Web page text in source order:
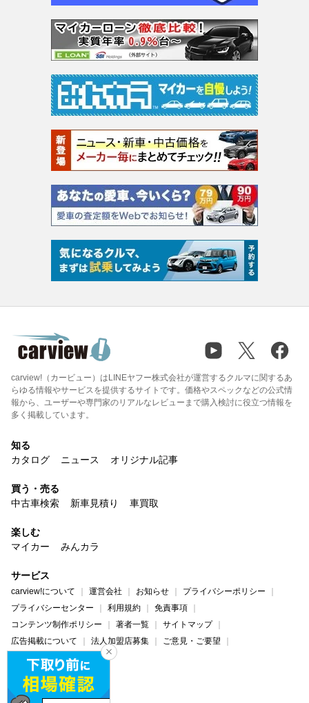
carview!（カービュー）はLINEヤフー株式会社が運営するクルマに関するあ
らゆる情報やサービスを提供するサイトです。価格やスペックなどの公式情
報から、ユーザーや専門家のリアルなレビューまで購入検討に役立つ情報を
多く掲載しています。
知る
カタログ
ニュース オリジナル記事
買う・売る
中古車検索
新車見積り 車買取
楽しむ
マイカー
みんカラ
サービス
carview!について 運営会社 お知らせ
プライバシーポリシー
プライバシーセンター
利用規約
免責事項
コンテンツ制作ポリシー
著者一覧
サイトマップ
広告掲載について
法人加盟店募集
ご意見・ご要望
ヘルプ・お問い合わせ
carview! Yahoo! JAPAN